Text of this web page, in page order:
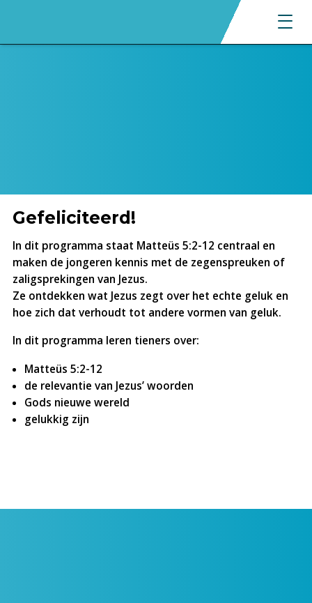
Gefeliciteerd!
In dit programma staat Matteüs 5:2-12 centraal en
maken de jongeren kennis met de zegenspreuken of
zaligsprekingen van Jezus.
Ze ontdekken wat Jezus zegt over het echte geluk en
hoe zich dat verhoudt tot andere vormen van geluk.
In dit programma leren tieners over:
Matteüs 5:2-12
de relevantie van Jezus’ woorden
Gods nieuwe wereld
gelukkig zijn